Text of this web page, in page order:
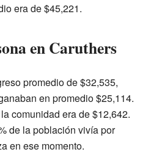
era de $45,221.
en Caruthers
promedio de $32,535,
en promedio $25,114.
comunidad era de $12,642.
de la población vivía por
en ese momento.